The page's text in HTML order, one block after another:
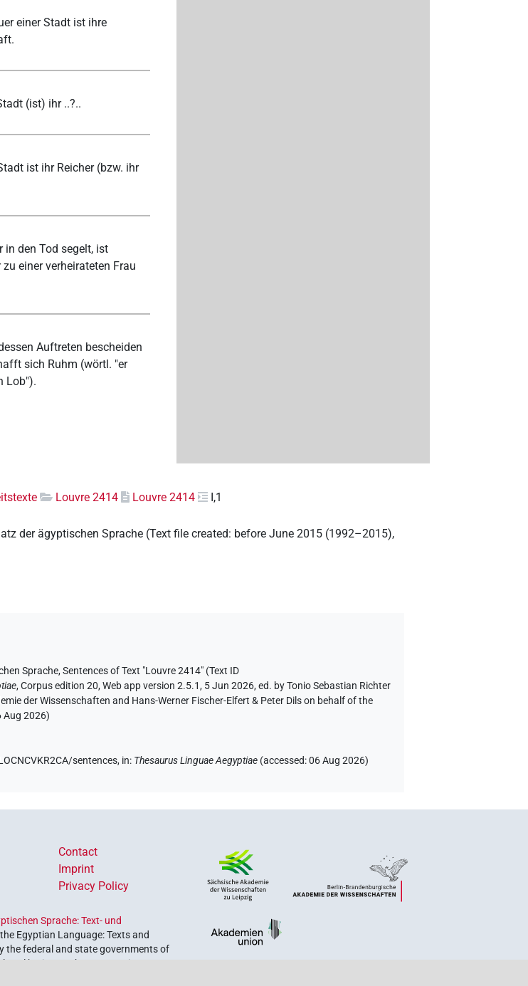
einer Stadt ist ihre
(ist) ihr ..?..
ist ihr Reicher (bzw. ihr
in den Tod segelt, ist
zu einer verheirateten Frau
Auftreten bescheiden
sich Ruhm (wörtl. "er
Lob").
Louvre 2414 Louvre 2414
I,1
der ägyptischen Sprache (Text file created: before June 2015 (1992–2015),
Sprache,Sentences of Text "Louvre 2414" (Text ID
,Corpus edition 20, Web app version 2.5.1, 5 Jun 2026, ed. by Tonio Sebastian Richter
der Wissenschaften and Hans-Werner Fischer-Elfert & Peter Dils on behalf of the
Aug 2026)
sentences, in: Thesaurus Linguae Aegyptiae (accessed:06 Aug 2026)
Contact
Imprint
Privacy Policy
Sprache: Text- und
Egyptian Language: Texts and
the federal and state governments of
heritage. The program is